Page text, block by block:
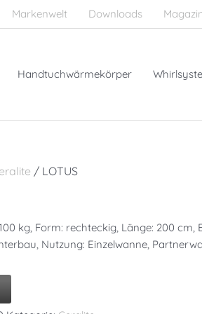
Markenwelt Downloads
Handtuchwärmekörper
/ LOTUS
kg, Form: rechteckig, Länge: 200 cm,
Nutzung: Einzelwanne,